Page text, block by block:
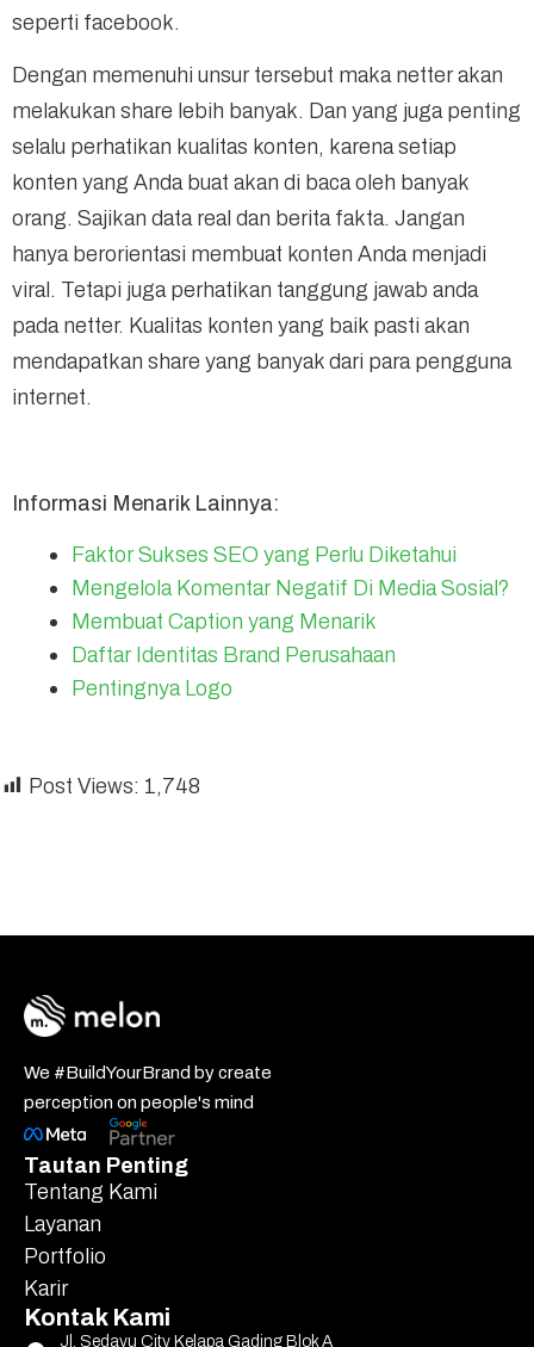
seperti facebook.
Dengan memenuhi unsur tersebut maka netter akan
melakukan share lebih banyak. Dan yang juga penting
selalu perhatikan kualitas konten, karena setiap
konten yang Anda buat akan di baca oleh banyak
orang. Sajikan data real dan berita fakta. Jangan
hanya berorientasi membuat konten Anda menjadi
viral. Tetapi juga perhatikan tanggung jawab anda
pada netter. Kualitas konten yang baik pasti akan
mendapatkan share yang banyak dari para pengguna
internet.
Informasi Menarik Lainnya:
Faktor Sukses SEO yang Perlu Diketahui
Mengelola Komentar Negatif Di Media Sosial?
Membuat Caption yang Menarik
Daftar Identitas Brand Perusahaan
Pentingnya Logo
Post Views: 1,748
We #BuildYourBrand by create
perception on people's mind
Tautan Penting
Tentang Kami
Layanan
Portfolio
Karir
Kontak Kami
Jl. Sedayu City Kelapa Gading Blok A